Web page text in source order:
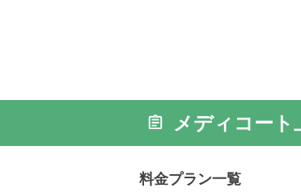
メディコート
料金プラン一覧